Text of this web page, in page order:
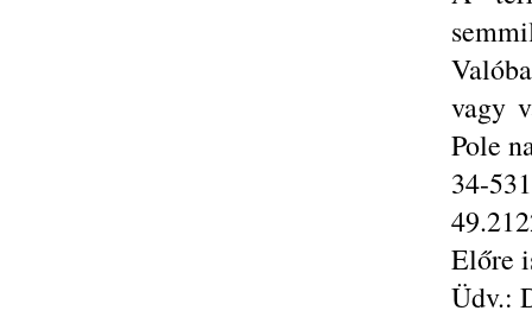
vagy
Pole
34-
Előre
Üdv.: